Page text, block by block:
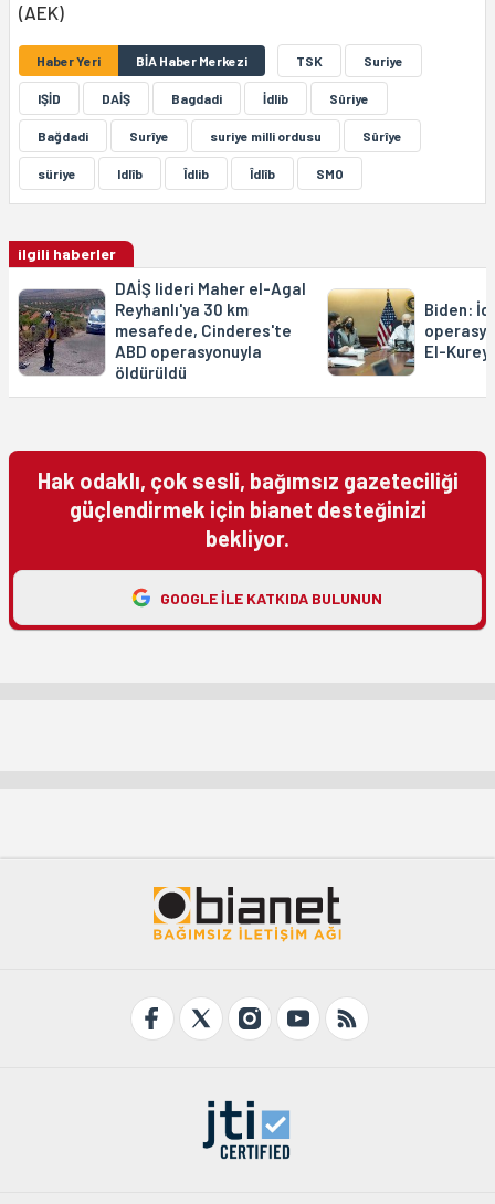
(AEK)
Haber Yeri BİA Haber Merkezi TSK Suriye
IŞİD DAİŞ Bagdadi İdlib Sûriye
Bağdadi Surîye suriye milli ordusu Sûrîye
süriye Idlîb Îdlib Îdlîb SMO
ilgili haberler
DAİŞ lideri Maher el-Agal
Reyhanlı'ya 30 km
mesafede, Cinderes'te
ABD operasyonuyla
öldürüldü
Biden:
El-
Hak odaklı, çok sesli, bağımsız gazeteciliği
güçlendirmek için bianet desteğinizi
bekliyor.
GOOGLE ILE KATKIDA BULUNUN